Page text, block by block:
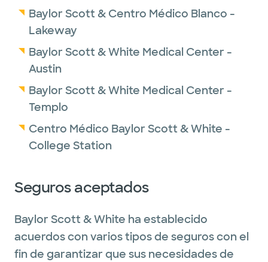
Baylor Scott & Centro Médico Blanco -
Lakeway
Baylor Scott & White Medical Center -
Austin
Baylor Scott & White Medical Center -
Templo
Centro Médico Baylor Scott & White -
College Station
Seguros aceptados
Baylor Scott & White ha establecido
acuerdos con varios tipos de seguros con el
fin de garantizar que sus necesidades de